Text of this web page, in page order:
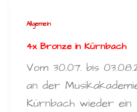
Allgemein
4x Bronze in Kürnbach
Vom 30.07. bis
an der
Kürnbach wieder ein